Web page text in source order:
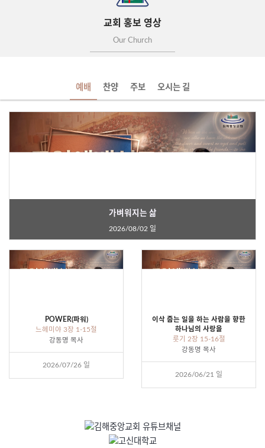
교회 홍보 영상
Our Church
예배 찬양 주보 오시는 길
가벼워지는 삶
2026/08/02 일
POWER(파워)
느헤미야 3장 1-15절
강동명 목사
2026/07/26 일
이삭 줍는 일을 하는 사람을 향한
하나님의 사랑을
룻기 2장 15-16절
강동명 목사
2026/06/21 일